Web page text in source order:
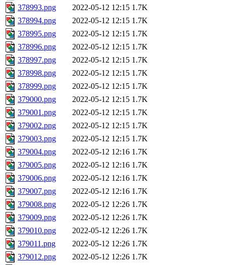
378993.png
2022-05-12 12:15 1.7K
378994.png
2022-05-12 12:15 1.7K
378995.png
2022-05-12 12:15 1.7K
378996.png
2022-05-12 12:15 1.7K
378997.png
2022-05-12 12:15 1.7K
378998.png
2022-05-12 12:15 1.7K
378999.png
2022-05-12 12:15 1.7K
379000.png
2022-05-12 12:15 1.7K
379001.png
2022-05-12 12:15 1.7K
379002.png
2022-05-12 12:15 1.7K
379003.png
2022-05-12 12:15 1.7K
379004.png
2022-05-12 12:16 1.7K
379005.png
2022-05-12 12:16 1.7K
379006.png
2022-05-12 12:16 1.7K
379007.png
2022-05-12 12:16 1.7K
379008.png
2022-05-12 12:26 1.7K
379009.png
2022-05-12 12:26 1.7K
379010.png
2022-05-12 12:26 1.7K
379011.png
2022-05-12 12:26 1.7K
379012.png
2022-05-12 12:26 1.7K